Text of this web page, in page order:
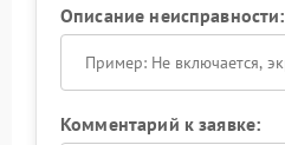
Описание неисправности:
Комментарий к заявке: